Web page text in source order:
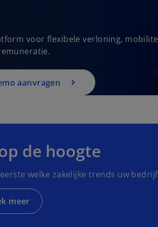
voor flexibele verloning,
aanvragen
de hoogte
welke zakelijke trends uw
meer
n
i
n
a
n